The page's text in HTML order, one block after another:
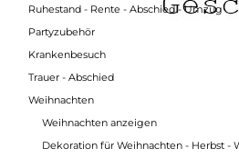
Ruhestand - Rente - Abschied - Umzug
Partyzubehör
Krankenbesuch
Trauer - Abschied
Weihnachten
Weihnachten anzeigen
Dekoration für Weihnachten - Herbst -